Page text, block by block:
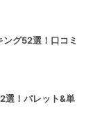
グ52選！口コミ
選！パレット&単